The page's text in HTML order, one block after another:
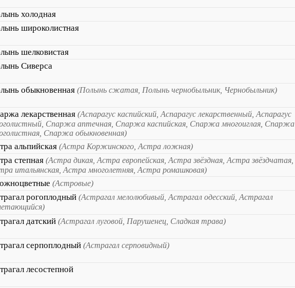
холодная
широколистная
шелковистая
Сиверса
обыкновенная (Полынь сжатая, Полынь чернобыльник, Чернобыльник)
лекарственная (Аспарагус каспийский, Аспарагус лекарственный, Аспарагус
Спаржа аптечная, Спаржа каспийская, Спаржа многоиглая, Спаржа
Спаржа обыкновенная)
альпийская (Астра Коржинского, Астра ложная)
степная (Астра дикая, Астра европейская, Астра звёздная, Астра звёздчатая,
итальянская, Астра многолетняя, Астра ромашковая)
(Астровые)
рогоплодный (Астрагал мелолюбивый, Астрагал одесский, Астрагал
датский (Астрагал луговой, Парушенец, Сладкая трава)
серпоплодный (Астрагал серповидный)
лесостепной